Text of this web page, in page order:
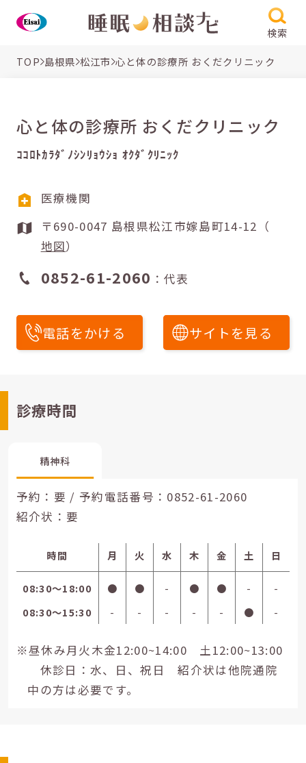
検索
TOP 島根県 松江市 心と体の診療所 おくだクリニック
心と体の診療所 おくだクリニック
ｺｺﾛﾄｶﾗﾀﾞﾉｼﾝﾘｮｳｼｮ ｵｸﾀﾞｸﾘﾆｯｸ
医療機関
〒690-0047 島根県松江市嫁島町14-12（
地図）
0852-61-2060 ：代表
電話をかける サイトを見る
診療時間
精神科
予約：要 / 予約電話番号： 0852-61-2060
紹介状：要
時間 月 火 水 木 金 土 日
08:30〜18:00 ● ● - ● ● -
-
08:30〜15:30
- - - - - ● -
※昼休み月火木金12:00~14:00 土12:00~13:00
休診日：水、日、祝日 紹介状は他院通院
中の方は必要です。